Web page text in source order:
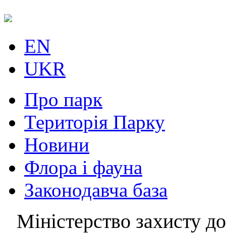
EN
UKR
Про парк
Територія Парку
Новини
Флора і фауна
Законодавча база
Міністерство захисту